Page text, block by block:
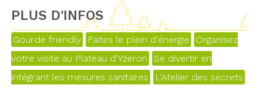
PLUS D'INFOS
Gourde friendly Faites le plein d'énergie
Organisez
votre visite au Plateau d'Yzeron
Se divertir en
intégrant les mesures sanitaires
L'Atelier des secrets